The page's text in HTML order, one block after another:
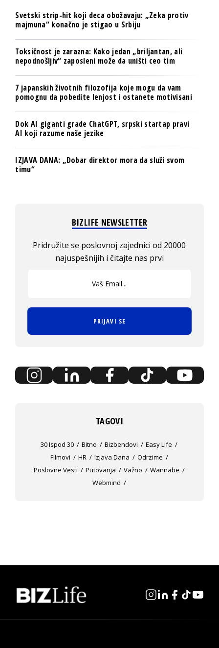
Svetski strip-hit koji deca obožavaju: „Zeka protiv
majmuna“ konačno je stigao u Srbiju
Toksičnost je zarazna: Kako jedan „briljantan, ali
nepodnošljiv“ zaposleni može da uništi ceo tim
7 japanskih životnih filozofija koje mogu da vam
pomognu da pobedite lenjost i ostanete motivisani
Dok AI giganti grade ChatGPT, srpski startap pravi
AI koji razume naše jezike
IZJAVA DANA: „Dobar direktor mora da služi svom
timu“
BIZLIFE NEWSLETTER
Pridružite se poslovnoj zajednici od 20000
najuspešnijih i čitajte nas prvi
PRIJAVI SE
TAGOVI
30 Ispod 30 Bitno Bizbendovi
Easy Life
Filmovi
HR Izjava Dana
Odrzime
Poslovne Vesti
Putovanja Važno
Wannabe
Webmind